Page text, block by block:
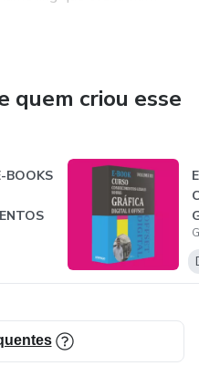
Brochuras
um pouco mais
gráficas rápidas
quem criou esse
BOOKS